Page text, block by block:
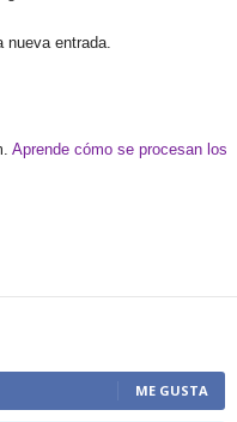
entrada.
Aprende cómo se procesan los
ME GUSTA